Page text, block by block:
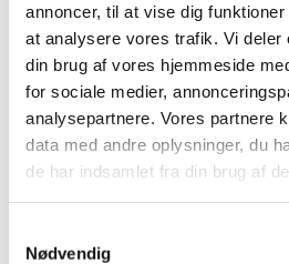
annoncer, til at vise dig
at analysere vores trafik. Vi deler
din brug af vores hjemmeside
for sociale medier,
analysepartnere. Vores partnere
data med andre oplysninger, du
de har indsamlet fra din brug af
Nødvendig